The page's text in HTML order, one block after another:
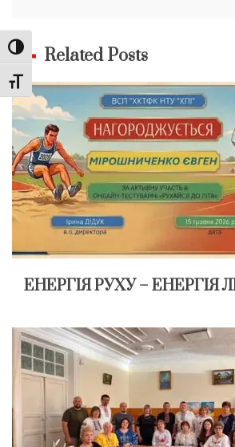
Toggle High Contrast
Toggle Font size
Related Posts
ЕНЕРГІЯ РУХУ – ЕНЕРГІЯ